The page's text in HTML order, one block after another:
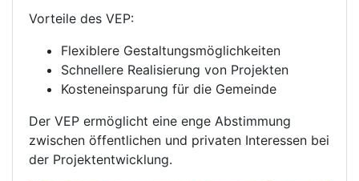
Vorteile des VEP:
Flexiblere Gestaltungsmöglichkeiten
Schnellere Realisierung von Projekten
Kosteneinsparung für die Gemeinde
Der VEP ermöglicht eine enge Abstimmung
zwischen öffentlichen und privaten Interessen bei
der Projektentwicklung.